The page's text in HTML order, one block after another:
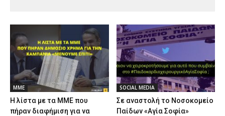
ΜΜΕ
Η λίστα με τα ΜΜΕ που
πήραν διαφήμιση για να
SOCIAL MEDIA
Σε αναστολή το Νοσοκομείο
Παίδων «Αγία Σοφία»